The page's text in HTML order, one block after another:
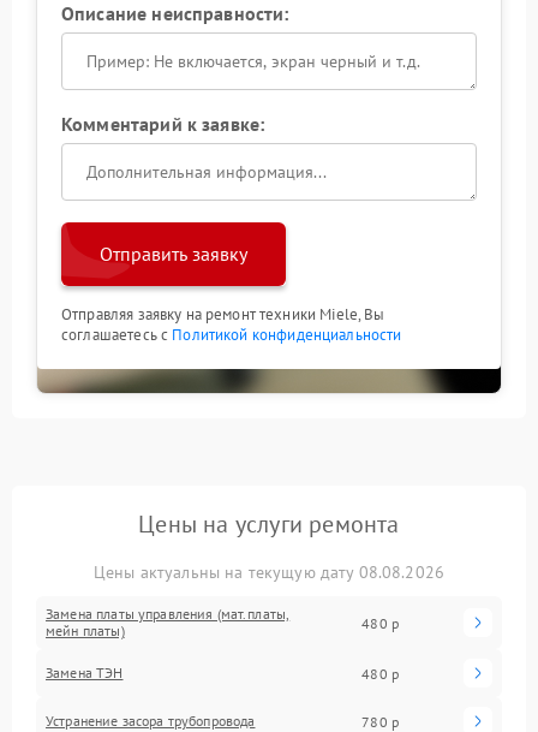
Описание неисправности:
Комментарий к заявке:
Отправить заявку
Отправляя заявку на ремонт техники Miele, Вы
соглашаетесь с Политикой конфиденциальности
Цены на услуги ремонта
Цены актуальны на текущую дату 08.08.2026
Замена платы управления (мат.платы,
мейн платы)
480 р
Замена ТЭН 480 р
Устранение засора трубопровода 780 р